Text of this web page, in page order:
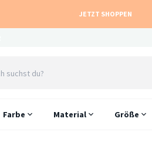
JETZT SHOPPEN
Farbe Material Größe